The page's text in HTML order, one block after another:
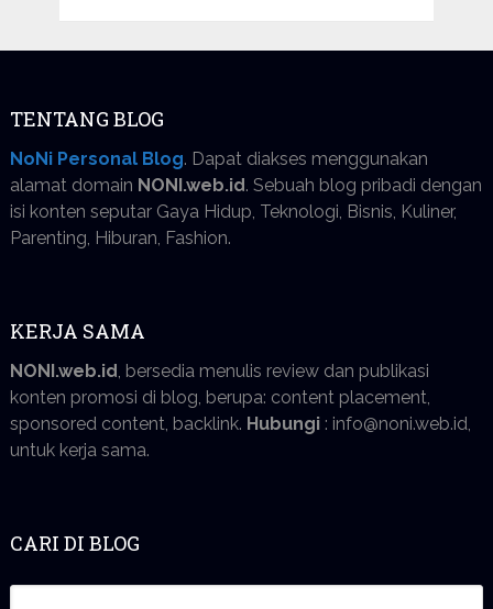
TENTANG BLOG
NoNi Personal Blog. Dapat diakses menggunakan
alamat domain NONI.web.id. Sebuah blog pribadi dengan
isi konten seputar Gaya Hidup, Teknologi, Bisnis, Kuliner,
Parenting, Hiburan, Fashion.
KERJA SAMA
NONI.web.id , bersedia menulis review dan publikasi
konten promosi di blog, berupa: content placement,
sponsored content, backlink. Hubungi: info@noni.web.id,
untuk kerja sama.
CARI DI BLOG